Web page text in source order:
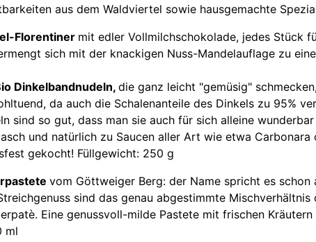
aus dem Waldviertel sowie hausgemachte
Florentiner mit edler Vollmilchschokolade, jedes Stück
sich mit der knackigen Nuss-Mandelauflage zu
Dinkelbandnudeln, die ganz leicht "gemüsig"
da auch die Schalenanteile des Dinkels zu 95%
sind so gut, dass man sie auch für sich alleine
und natürlich zu Saucen aller Art wie etwa
gekocht! Füllgewicht: 250 g
vom Göttweiger Berg: der Name spricht es
sind das genau abgestimmte
Eine genussvoll-milde Pastete mit frischen
ml